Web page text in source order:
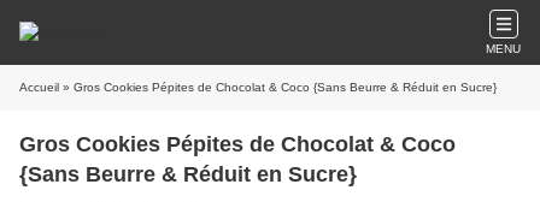
MENU
Accueil » Gros Cookies Pépites de Chocolat & Coco {Sans Beurre & Réduit en Sucre}
Gros Cookies Pépites de Chocolat & Coco
{Sans Beurre & Réduit en Sucre}